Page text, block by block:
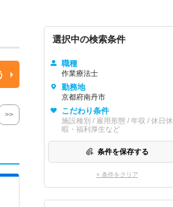
>>
選択中の検索条件
職種
作業療法士
勤務地
京都府南丹市
こだわり条件
施設種別 / 雇用形態 / 年収 / 休日休
暇・福利厚生など
条件を保存する
× 条件をクリア